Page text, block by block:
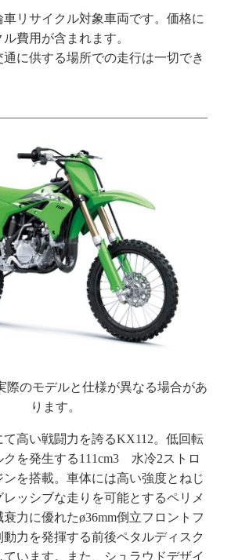
リサイクル対象車両です。価格に
費用が含まれます。
に供する場所での走行は一切でき
のモデルと仕様が異なる場合があ
ります。
高い戦闘力を誇るKX112。低回転
を発生する111cm3 水冷2ストロ
を搭載。車体には高い強度とねじ
ッシブな走りを可能とするペリメ
力に優れたø36mm倒立フロントフ
動力を発揮する前後ペタルディスク
います。また、シュラウドデザイ